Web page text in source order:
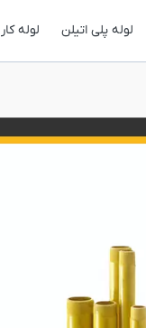
لوله پلی اتیلن لوله